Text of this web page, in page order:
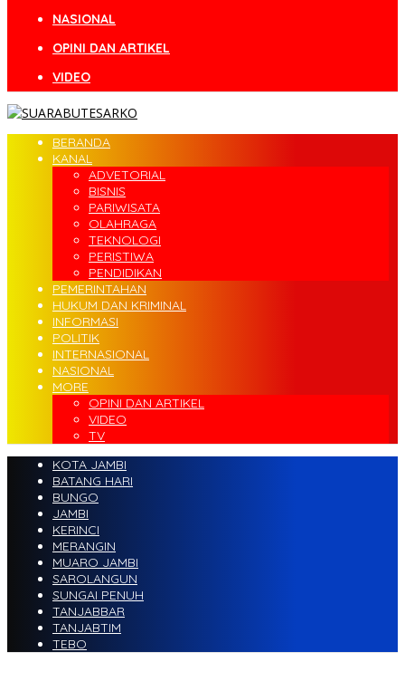
NASIONAL
OPINI DAN ARTIKEL
VIDEO
BERANDA
KANAL
ADVETORIAL
BISNIS
PARIWISATA
OLAHRAGA
TEKNOLOGI
PERISTIWA
PENDIDIKAN
PEMERINTAHAN
HUKUM DAN KRIMINAL
INFORMASI
POLITIK
INTERNASIONAL
NASIONAL
MORE
OPINI DAN ARTIKEL
VIDEO
TV
KOTA JAMBI
BATANG HARI
BUNGO
JAMBI
KERINCI
MERANGIN
MUARO JAMBI
SAROLANGUN
SUNGAI PENUH
TANJABBAR
TANJABTIM
TEBO